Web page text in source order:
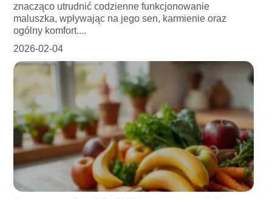
znacząco utrudnić codzienne funkcjonowanie
maluszka, wpływając na jego sen, karmienie oraz
ogólny komfort....
2026-02-04